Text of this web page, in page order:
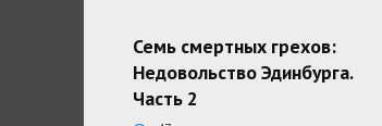
Семь смертных грехов:
Недовольство Эдинбурга.
Часть 2